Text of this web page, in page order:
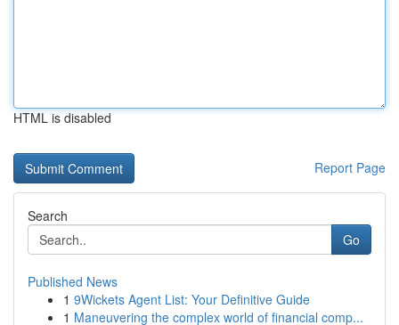
HTML is disabled
Report Page
Search
Go
Published News
1 9Wickets Agent List: Your Definitive Guide
1 Maneuvering the complex world of financial comp...